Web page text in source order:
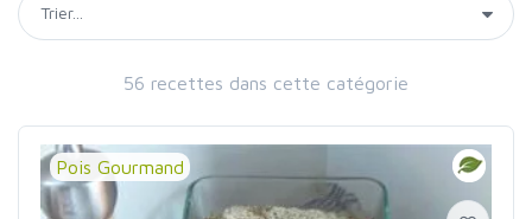
56 recettes dans cette catégorie
Pois Gourmand